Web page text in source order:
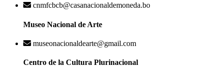
cnmfcbcb@casanacionaldemoneda.bo
Museo Nacional de Arte
museonacionaldearte@gmail.com
Centro de la Cultura Plurinacional